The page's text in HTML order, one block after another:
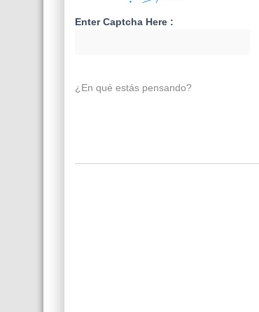
Enter Captcha Here :
¿En qué estás pensando?